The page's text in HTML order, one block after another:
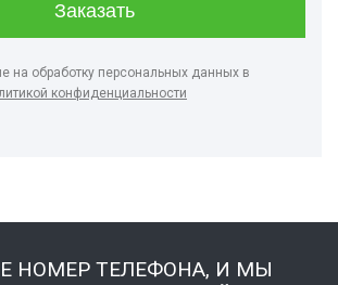
на обработку персональных данных в
конфиденциальности
НОМЕР ТЕЛЕФОНА, И МЫ